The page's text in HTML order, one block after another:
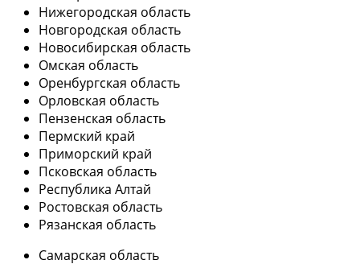
Нижегородская область
Новгородская область
Новосибирская область
Омская область
Оренбургская область
Орловская область
Пензенская область
Пермский край
Приморский край
Псковская область
Республика Алтай
Ростовская область
Рязанская область
Самарская область